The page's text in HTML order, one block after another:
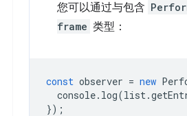
您可以通过与包含
frame 类型：
const observer = new
console. log(list.
});